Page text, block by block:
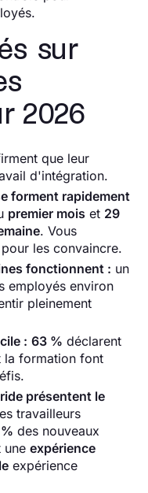
sur
2026
que leur
d'intégration.
forment rapidement
premier mois et 29
. Vous
pour les convaincre.
fonctionnent : un
employés environ
pleinement
: 63 % déclarent
la formation font
présentent le
travailleurs
des nouveaux
uneexpérience
expérience